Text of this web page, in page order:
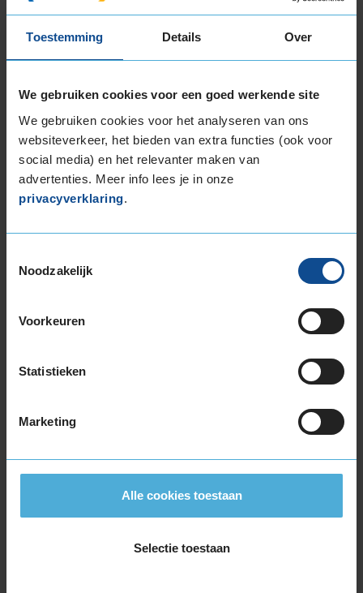
Toestemming Details Over
We gebruiken cookies voor een goed werkende site
We gebruiken cookies voor het analyseren van ons
websiteverkeer, het bieden van extra functies (ook voor
social media) en het relevanter maken van
advertenties. Meer info lees je in onze
privacyverklaring.
Noodzakelijk
Voorkeuren
Statistieken
Marketing
Alle cookies toestaan
Selectie toestaan
205/45R17 88V EXTRALOAD
205/60R17 93V
215/40R17 87V EXTRALOAD
215/45R17 91V EXTRALOAD
215/50R17 95V EXTRALOAD
215/55R17 98V EXTRALOAD
215/60R17 100V EXTRALOAD
225/45R17 94V EXTRALOAD
225/50R17 98V EXTRALOAD
225/60R17 103V EXTRALOAD
235/60R17 106V EXTRALOAD
245/65R17 111V EXTRALOAD